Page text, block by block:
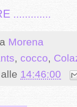
.............
Morena
, cocco,
alle 14:46:00